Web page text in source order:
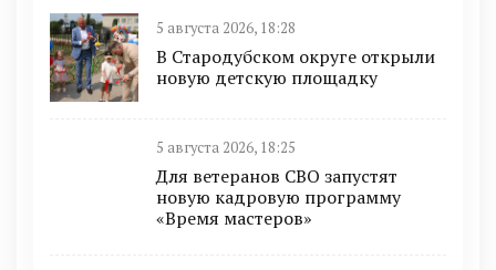
5 августа 2026, 18:28
В Стародубском округе открыли
новую детскую площадку
5 августа 2026, 18:25
Для ветеранов СВО запустят
новую кадровую программу
«Время мастеров»